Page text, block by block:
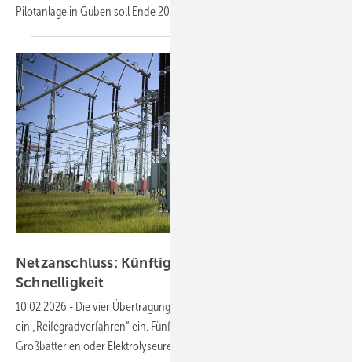
Pilotanlage in Guben soll Ende 2029 in Betrieb
Netzanschluss: Künftig entscheidet nicht mehr
Schnelligkeit
10.02.2026 - Die vier Übertragungsnetzbetreiber führen zum 1. April
ein „Reifegradverfahren“ ein. Fünf Kriterien sind dann für
Großbatterien oder Elektrolyseure